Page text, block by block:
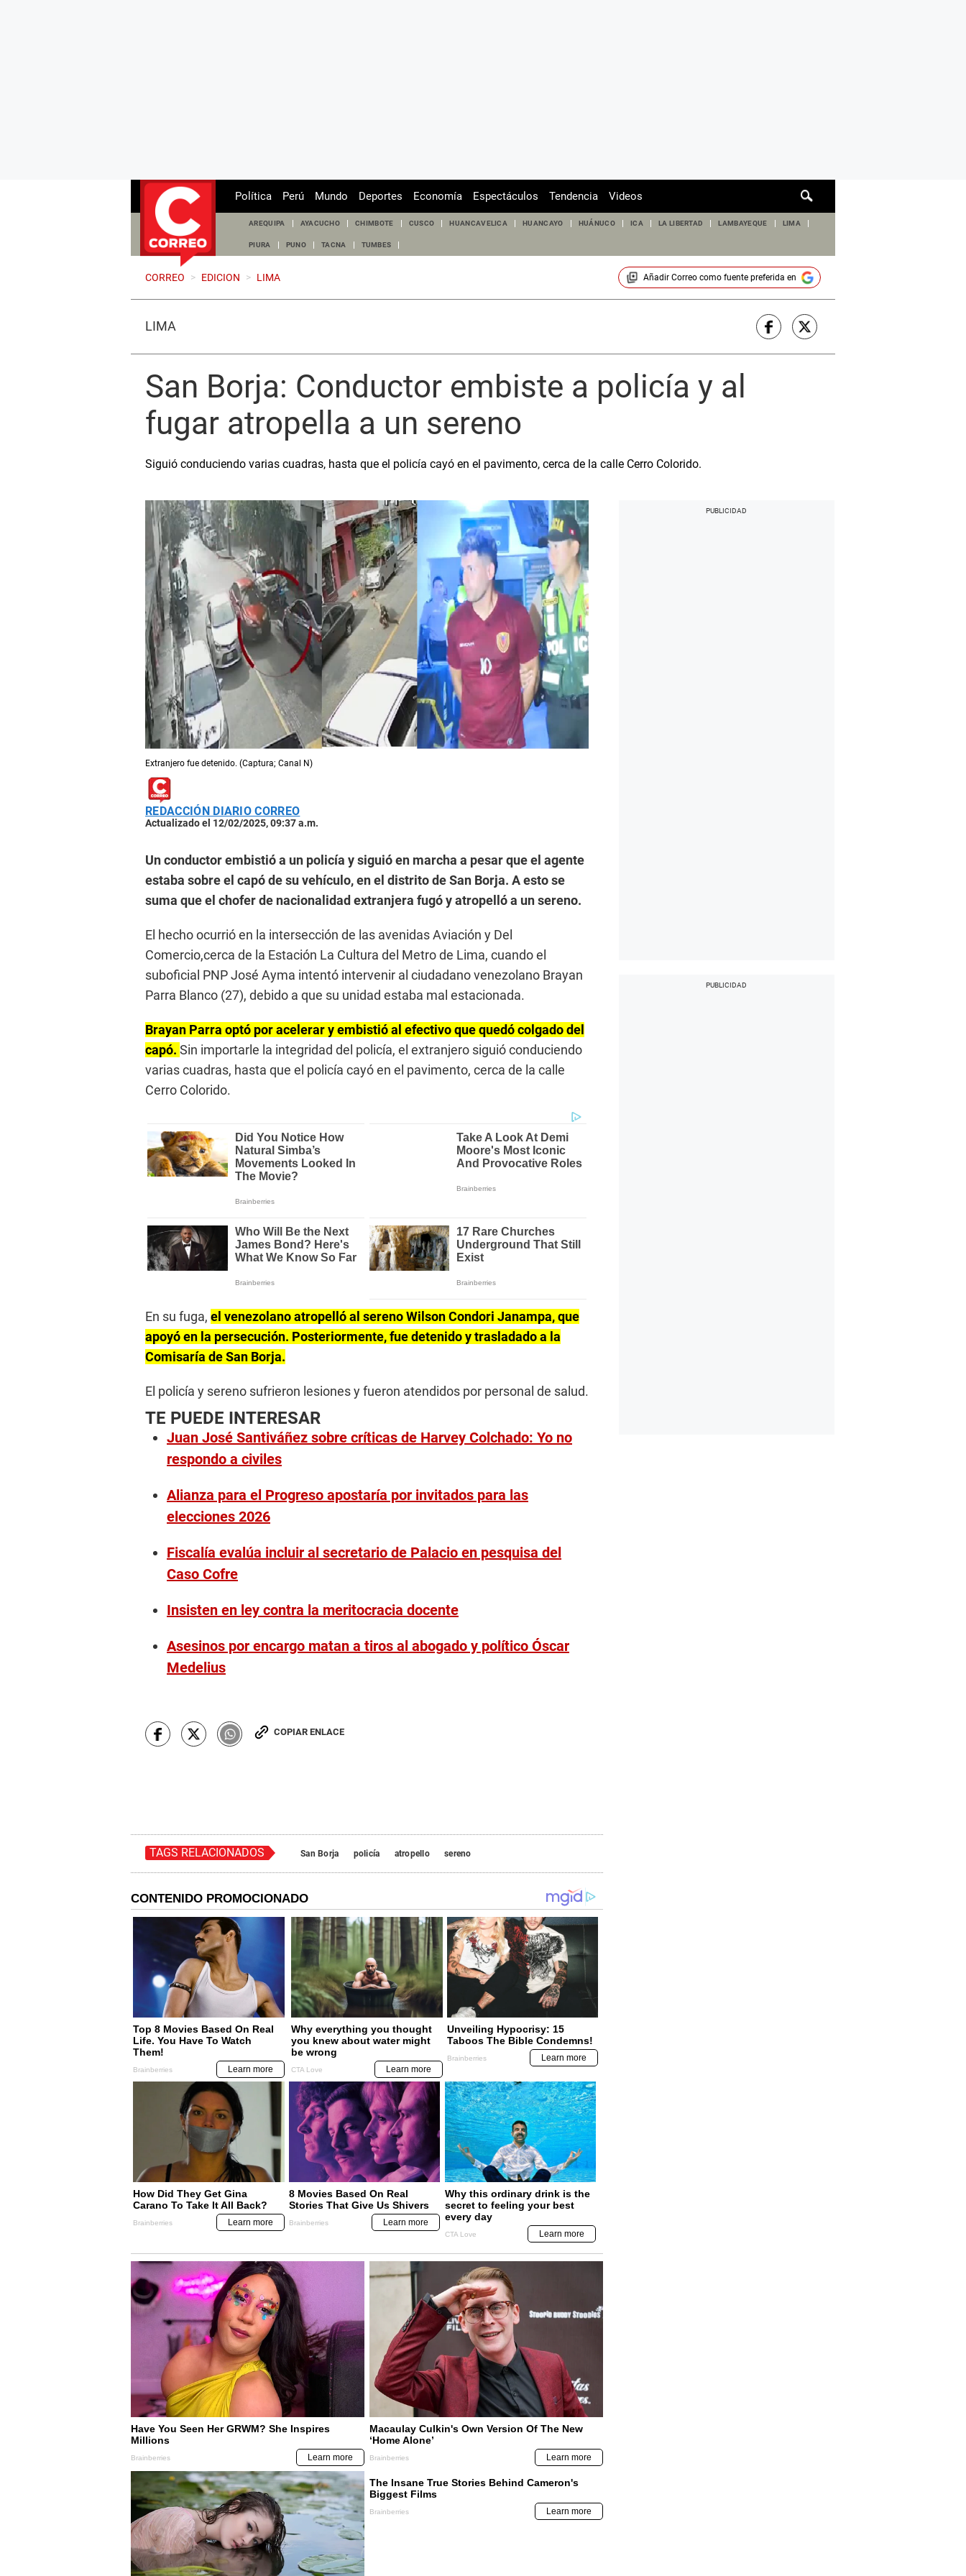
de
Política Perú Mundo Deportes Economía Espectáculos Tendencia Videos
AREQUIPA AYACUCHO CHIMBOTE CUSCO HUANCAVELICA HUANCAYO HUÁNUCO ICA LA LIBERTAD LAMBAYEQUE LIMA
PIURA PUNO TACNA TUMBES
CORREO > EDICION > LIMA Añadir Correocomo fuente preferida en
LIMA
San Borja: Conductor embiste a policía y al
fugar atropella a un sereno
Siguió conduciendo varias cuadras, hasta que el policía cayó en el pavimento, cerca de la calle Cerro Colorido.
Extranjero fue detenido. (Captura; Canal N)
REDACCIÓN DIARIO CORREO
Actualizado el 12/02/2025, 09:37 a.m.
Un conductor embistió a un policía y siguió en marcha a pesar que el agente
estaba sobre el capó de su vehículo, en el distrito de San Borja. A esto se
suma que el chofer de nacionalidad extranjera fugó y atropelló a un sereno.
El hecho ocurrió en la intersección de las avenidas Aviación y Del
Comercio,cerca de la Estación La Cultura del Metro de Lima, cuando el
suboficial PNP José Ayma intentó intervenir al ciudadano venezolano Brayan
Parra Blanco (27), debido a que su unidad estaba mal estacionada.
Brayan Parra optó por acelerar y embistió al efectivo que quedó colgado del
capó. Sin importarle la integridad del policía, el extranjero siguió conduciendo
varias cuadras, hasta que el policía cayó en el pavimento, cerca de la calle
Cerro Colorido.
En su fuga, el venezolano atropelló al sereno Wilson Condori Janampa, que
apoyó en la persecución. Posteriormente, fue detenido y trasladado a la
Comisaría de San Borja.
El policía y sereno sufrieron lesiones y fueron atendidos por personal de salud.
TE PUEDE INTERESAR
Juan José Santiváñez sobre críticas de Harvey Colchado: Yo no
respondo a civiles
Alianza para el Progreso apostaría por invitados para las
elecciones 2026
Fiscalía evalúa incluir al secretario de Palacio en pesquisa del
Caso Cofre
Insisten en ley contra la meritocracia docente
Asesinos por encargo matan a tiros al abogado y político Óscar
Medelius
COPIAR ENLACE
TAGS RELACIONADOS San Borja policía atropello sereno